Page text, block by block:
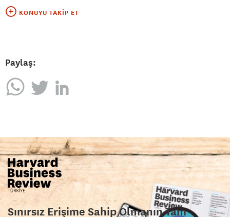
KONUYU TAKIP ET
Paylaş:
Sınırsız Erişime Sahip Olmanın Tam